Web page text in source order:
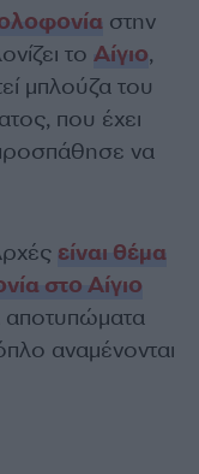
στην
το Αίγιο,
μπλούζα του
που έχει
να
είναι θέμα
στο Αίγιο
αποτυπώματα
αναμένονται